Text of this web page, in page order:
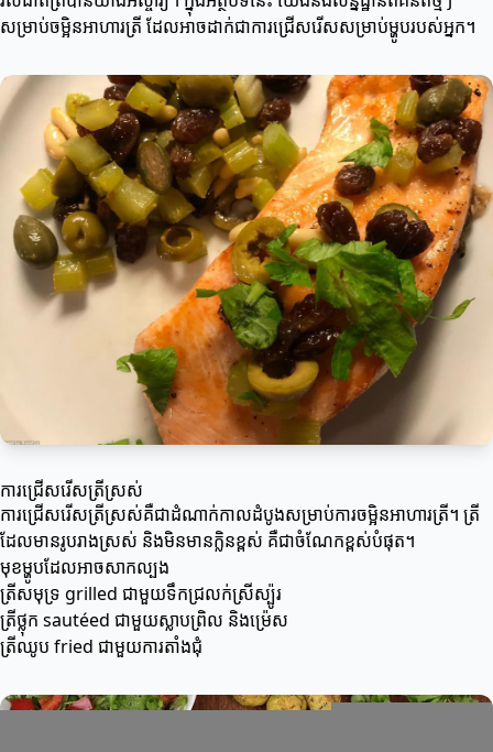
សម្រាប់ចម្អិនអាហារត្រី ដែលអាចដាក់ជាការជ្រើសរើសសម្រាប់ម្ហូបរបស់អ្នក។
ការជ្រើសរើសត្រីស្រស់
ការជ្រើសរើសត្រីស្រស់គឺជាដំណាក់កាលដំបូងសម្រាប់ការចម្អិនអាហារត្រី។ ត្រី
ដែលមានរូបរាងស្រស់ និងមិនមានក្លិនខ្ពស់ គឺជាចំណែកខ្ពស់បំផុត។
មុខម្ហូបដែលអាចសាកល្បង
ត្រីសមុទ្រ grilled ជាមួយទឹកជ្រលក់ស្រីស្ប៉ូរ
ត្រីថ្លុក sautéed ជាមួយស្លាបព្រិល និងម៉្រេស
ត្រីឈូប fried ជាមួយការតាំងជុំ